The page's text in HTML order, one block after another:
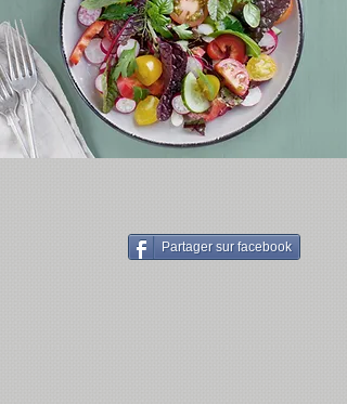
Partager sur facebook